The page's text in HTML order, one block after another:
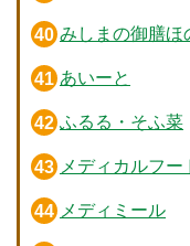
みしまの御膳ほ
あいーと
ふるる・そふ菜
メディカルフ
メディミール